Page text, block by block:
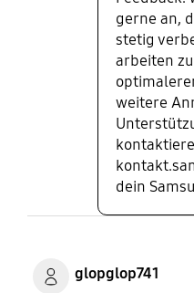
gerne an,
stetig
arbeiten
weitere
dein
glopglop741